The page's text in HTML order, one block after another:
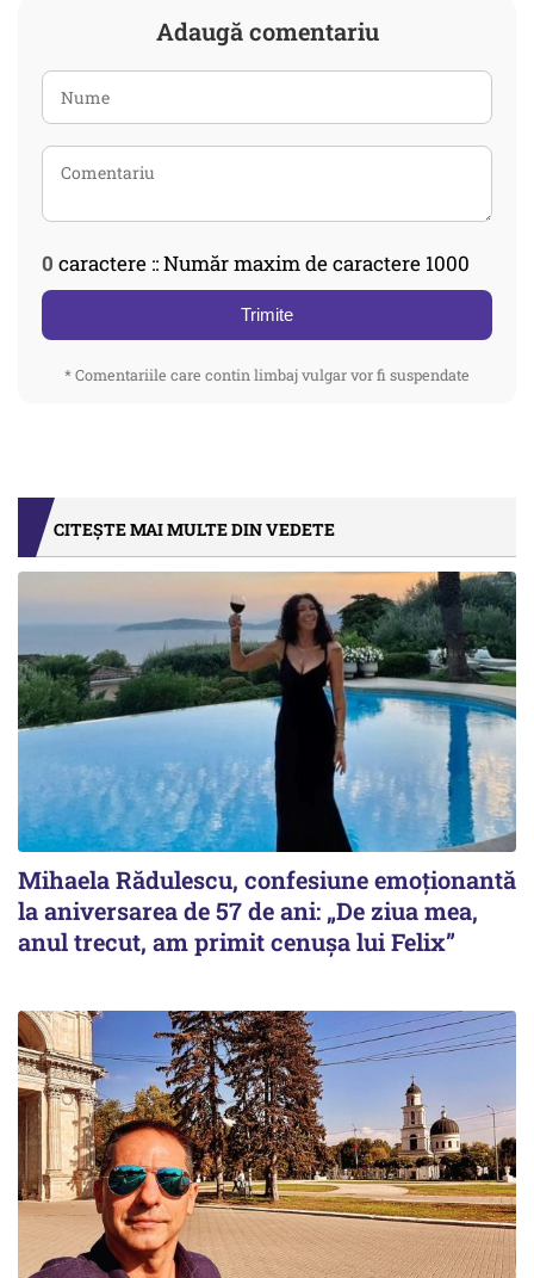
Adaugă comentariu
0 caractere :: Număr maxim de caractere 1000
Trimite
* Comentariile care contin limbaj vulgar vor fi suspendate
CITEȘTE MAI MULTE DIN VEDETE
Mihaela Rădulescu, confesiune emoționantă
la aniversarea de 57 de ani: „De ziua mea,
anul trecut, am primit cenușa lui Felix”